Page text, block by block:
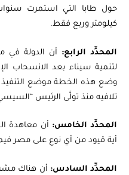
كيلومتر وربع فقط.
المحدِّد الرابع:أن الدولة في
لتنمية سيناء بعد الانسحاب
وضع هذه الخطة موضع التنفيذ
تلافيه منذ تولَّى الرئيس
المحدِّد الخامس:أن معاهدة
أية قيود من أي نوع على مصر
المحدِّد السادس:أن هناك